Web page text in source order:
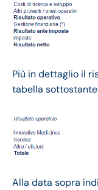
Più in dettaglio il
tabella
Alla data sopra